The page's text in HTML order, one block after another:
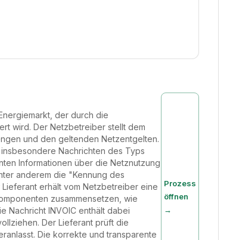
der durch die
wird. Der Netzbetreiber stellt dem
und den geltenden Netzentgelten.
Nachrichten des Typs
Informationen über die Netznutzung
anderem die "Kennung des
erhält vom Netzbetreiber eine
zusammensetzen, wie
Nachricht INVOIC enthält dabei
Der Lieferant prüft die
Die korrekte und transparente
Prozess
öffnen
→